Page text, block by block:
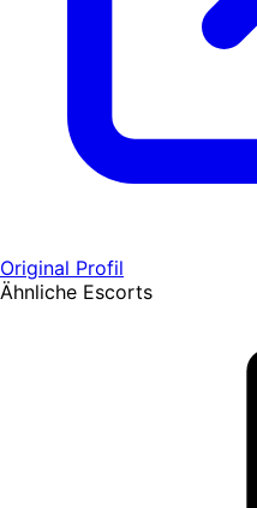
Original Profil
Ähnliche Escorts